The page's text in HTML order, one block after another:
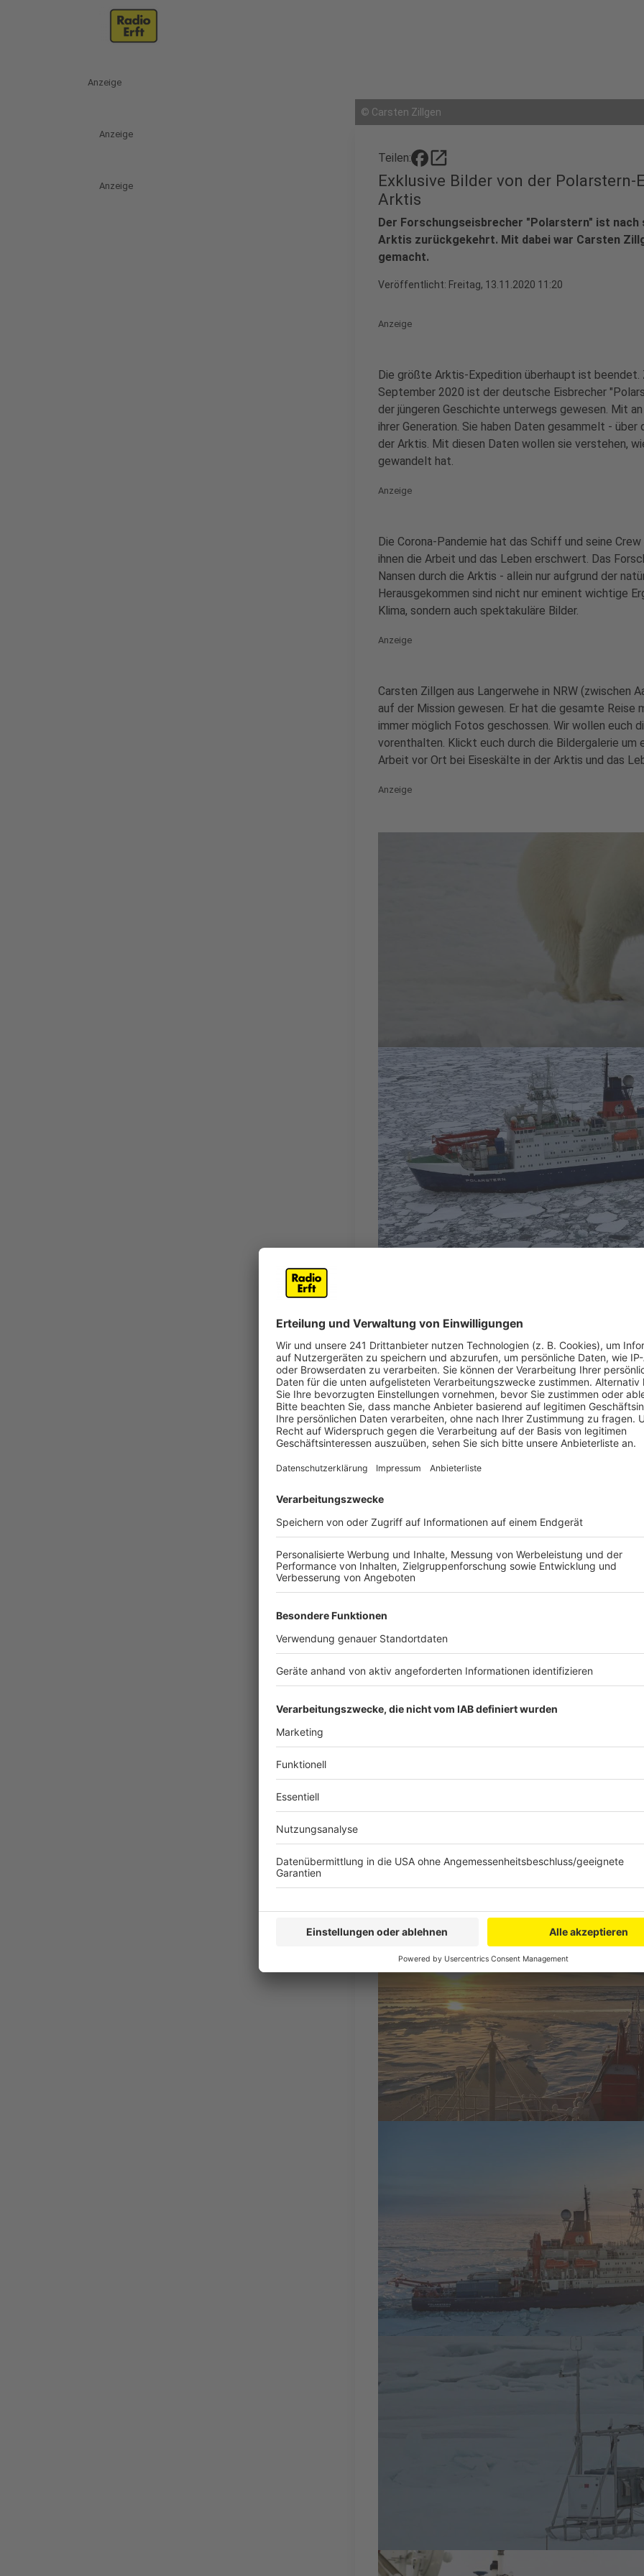
Anzeige
Anzeige
Anzeige
© Carsten Zillgen
Teilen: open_in_new
Exklusive Bilder von der Polarstern-
Arktis
Der Forschungseisbrecher "Polarstern" ist nach
Arktis zurückgekehrt. Mit dabei war Carsten
gemacht.
Veröffentlicht: Freitag, 13.11.2020 11:20
Anzeige
Die größte Arktis-Expedition überhaupt ist
September 2020 ist der deutsche Eisbrecher
der jüngeren Geschichte unterwegs gewesen. Mit
ihrer Generation. Sie haben Daten gesammelt - über
der Arktis. Mit diesen Daten wollen sie verstehen,
gewandelt hat.
Anzeige
Die Corona-Pandemie hat das Schiff und seine
ihnen die Arbeit und das Leben erschwert. Das
Nansen durch die Arktis - allein nur aufgrund der
Herausgekommen sind nicht nur eminent wichtige
Klima, sondern auch spektakuläre Bilder.
Anzeige
Carsten Zillgen aus Langerwehe in NRW (zwischen
auf der Mission gewesen. Er hat die gesamte Reise
immer möglich Fotos geschossen. Wir wollen euch
vorenthalten. Klickt euch durch die Bildergalerie um
Arbeit vor Ort bei Eiseskälte in der Arktis und das
Anzeige